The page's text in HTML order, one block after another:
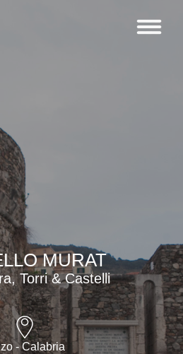
MURAT
Torri & Castelli
- Calabria